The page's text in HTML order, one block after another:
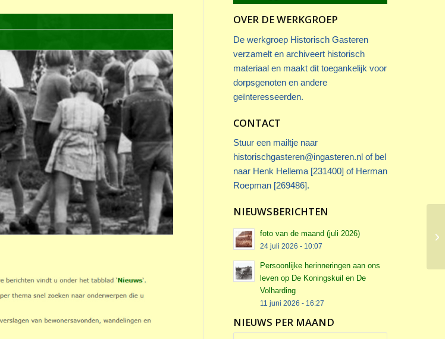
OVER DE WERKGROEP
De werkgroep Historisch Gasteren
verzamelt en archiveert historisch
materiaal en maakt dit toegankelijk voor
dorpsgenoten en andere
geïnteresseerden.
CONTACT
Stuur een mailtje naar
historischgasteren@ingasteren.nlof bel
naar Henk Hellema [231400] of Herman
Roepman [269486].
NIEUWSBERICHTEN
foto van de maand (juli 2026)
24 juli 2026 - 10:07
Persoonlijke herinneringen aan ons
leven op De Koningskuil en De
Volharding
11 juni 2026 - 16:27
NIEUWS PER MAAND